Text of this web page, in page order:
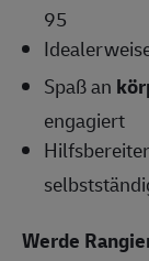
95
Spaß an
engagiert
Hilfsbereiter
Werde